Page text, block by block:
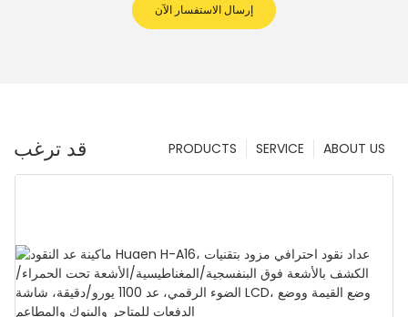
إرسال الاستفسار الآن
قد ترغب ABOUT US
SERVICE
PRODUCTS